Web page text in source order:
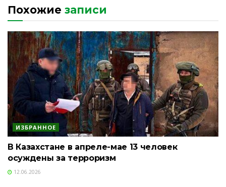
Похожие записи
ИЗБРАННОЕ
В Казахстане в апреле-мае 13 человек
осуждены за терроризм
12.06.2026